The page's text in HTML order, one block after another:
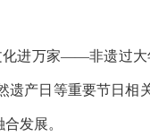
万家——非遗过大
产日等重要节日
发展。